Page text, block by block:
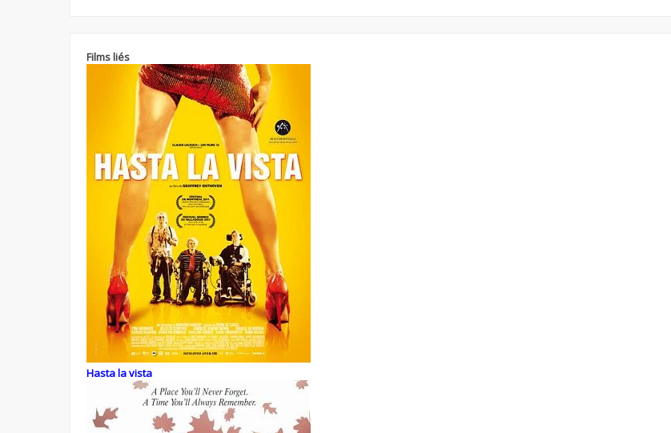
Films liés
Hasta la vista